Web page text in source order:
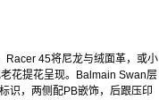
Racer 45将尼龙与绒面革，或小
花提花呈现。Balmain Swan层
识，两侧配PB嵌饰，后跟压印